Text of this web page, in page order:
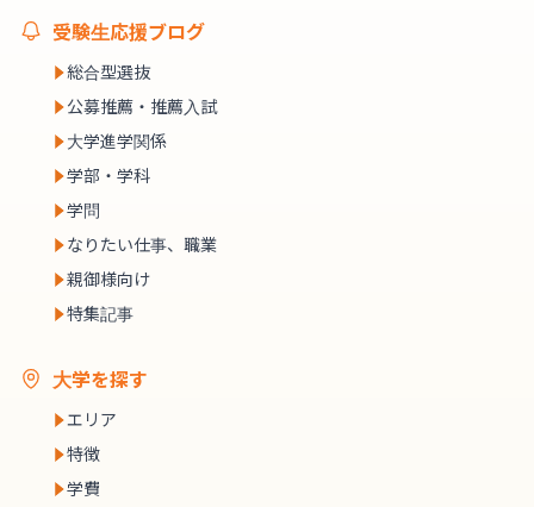
受験生応援ブログ
総合型選抜
公募推薦・推薦入試
大学進学関係
学部・学科
学問
なりたい仕事、職業
親御様向け
特集記事
大学を探す
エリア
特徴
学費